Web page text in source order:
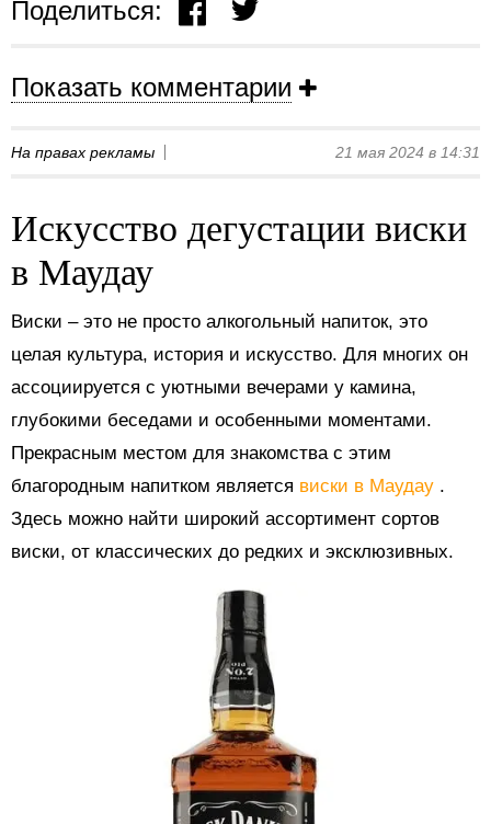
Поделиться:
Показать комментарии
На правах рекламы 21 мая 2024 в 14:31
Искусство дегустации виски
в Маудау
Виски – это не просто алкогольный напиток, это
целая культура, история и искусство. Для многих он
ассоциируется с уютными вечерами у камина,
глубокими беседами и особенными моментами.
Прекрасным местом для знакомства с этим
благородным напитком является виски в Маудау .
Здесь можно найти широкий ассортимент сортов
виски, от классических до редких и эксклюзивных.